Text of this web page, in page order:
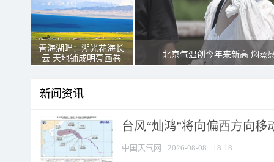
青海湖畔：湖光花海长
云 天地铺成明亮画卷
北京气温创今年来新高 焖蒸
新闻资讯
台风“灿鸿”将向偏西方向移
中国天气网 2026-08-08 18:18